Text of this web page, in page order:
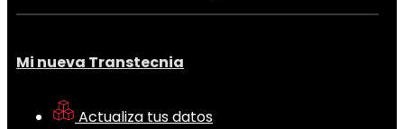
Mi nueva Transtecnia
Actualiza tus datos